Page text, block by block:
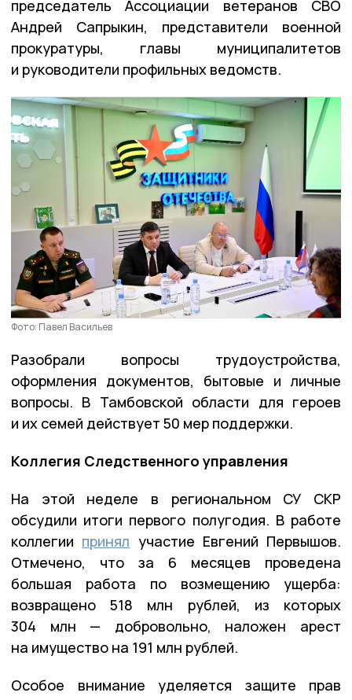
председатель Ассоциации ветеранов СВО
Андрей Сапрыкин, представители военной
прокуратуры, главы муниципалитетов
и руководители профильных ведомств.
Фото: Павел Васильев
Разобрали вопросы трудоустройства,
оформления документов, бытовые и личные
вопросы. В Тамбовской области для героев
и их семей действует 50 мер поддержки.
Коллегия Следственного управления
На этой неделе в региональном СУ СКР
обсудили итоги первого полугодия. В работе
коллегии принял участие Евгений Первышов.
Отмечено, что за 6 месяцев проведена
большая работа по возмещению ущерба:
возвращено 518 млн рублей, из которых
304 млн — добровольно, наложен арест
на имущество на 191 млн рублей.
Особое внимание уделяется защите прав